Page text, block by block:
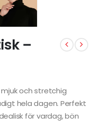
–
mjuk och stretchig
hela dagen. Perfekt
för vardag, bön